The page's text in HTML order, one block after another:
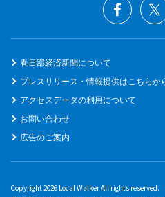
春日部経済新聞について
プレスリリース・情報提供はこちらか
アクセスデータの利用について
お問い合わせ
広告のご案内
Copyright 2026 Local Walker All rights reserved.